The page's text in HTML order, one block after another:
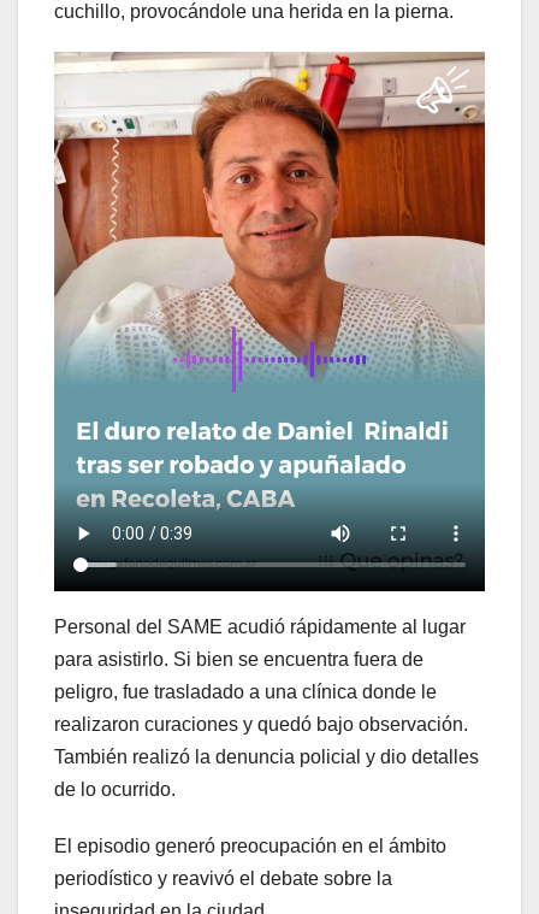
cuchillo, provocándole una herida en la pierna.
Personal del SAME acudió rápidamente al lugar
para asistirlo. Si bien se encuentra fuera de
peligro, fue trasladado a una clínica donde le
realizaron curaciones y quedó bajo observación.
También realizó la denuncia policial y dio detalles
de lo ocurrido.
El episodio generó preocupación en el ámbito
periodístico y reavivó el debate sobre la